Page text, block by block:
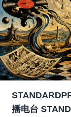
播电台